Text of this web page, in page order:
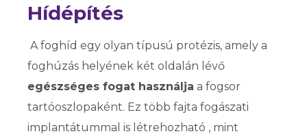
Hídépítés
A foghíd egy olyan típusú protézis, amely a
foghúzás helyének két oldalán lévő
egészséges fogat használja a fogsor
tartóoszlopaként. Ez több fajta fogászati
implantátummal is létrehozható , mint